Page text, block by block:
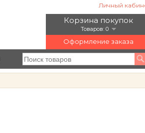
Личный
Корзина покупок
Товаров: 0
Оформление заказа